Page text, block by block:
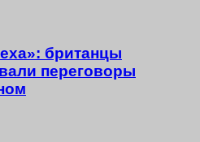
британцы
переговоры